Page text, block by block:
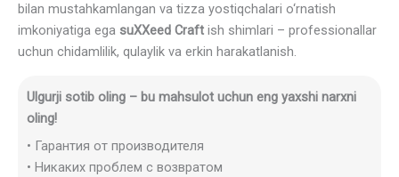
bilan mustahkamlangan va tizza yostiqchalari o‘rnatish
imkoniyatiga ega suXXeed Craft ish shimlari – professionallar
uchun chidamlilik, qulaylik va erkin harakatlanish.
Ulgurji sotib oling – bu mahsulot uchun eng yaxshi narxni
oling!
• Гарантия от производителя
• Никаких проблем с возвратом